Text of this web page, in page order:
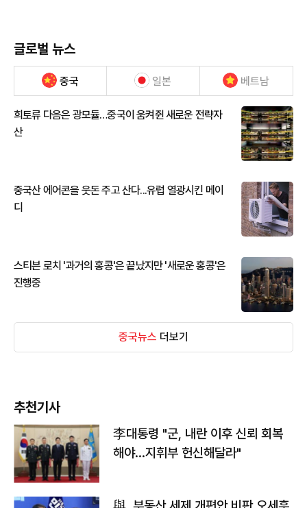
글로벌 뉴스
중국 일본 베트남
희토류 다음은 광모듈…중국이 움켜쥔 새로운 전략자
산
중국산 에어콘을 웃돈 주고 산다...유럽 열광시킨 메이
디
스티븐 로치 '과거의 홍콩'은 끝났지만 '새로운 홍콩'은
진행중
중국뉴스 더보기
추천기사
李대통령 "군, 내란 이후 신뢰 회복
해야…지휘부 헌신해달라"